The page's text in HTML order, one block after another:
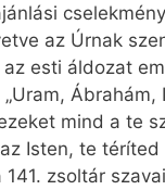
az Úrnak
esti áldozat
Ábrahám,
mind a te
Isten, te téríted
zsoltár